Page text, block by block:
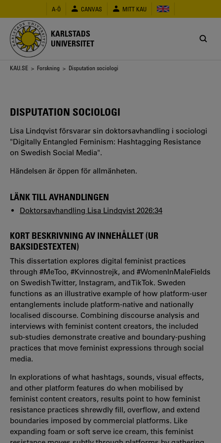
huvudinnehåll
A-Ö CANVAS MITT KAU
KARLSTADS
UNIVERSITET
Länkstig
KAU.SE > Forskning > Disputation sociologi
DISPUTATION SOCIOLOGI
Lisa Lindqvist försvarar sin doktorsavhandling i sociologi
"Digitally Entangled Feminism: Hashtagging Resistance
on Swedish Social Media".
Händelsen är öppen för allmänheten.
LÄNK TILL AVHANDLINGEN
Doktorsavhandling Lisa Lindqvist 2026:34
KORT BESKRIVNING AV INNEHÅLLET (UR
BAKSIDESTEXTEN)
This dissertation explores digital feminist practices
through #MeToo, #Kvinnostrejk, and #WomenInMaleFields
on Swedish Twitter, Instagram, and TikTok. Sweden
functions as an illustrative example of how platform-user
entanglements include platform-native and nationally
localised discourse. Combining discourse analysis and
interviews with feminist content creators, the included
sub-studies demonstrate creative and boundary-pushing
practices that move feminist expressions through social
media.
In explorations of what hashtags, sounds, visual effects,
and other platform features do when mobilised by
feminist content creators, results point to how feminist
resistance practices shrewdly fill, overflow, and extend
boundaries imposed by commercial platforms. Like
expanding foam or soft serve ice cream, this feminist